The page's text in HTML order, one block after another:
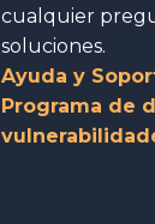
cualquier
soluciones.
Ayuda y
Programa de